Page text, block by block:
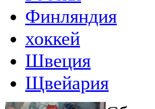
Финляндия
хоккей
Швеция
Щвейария